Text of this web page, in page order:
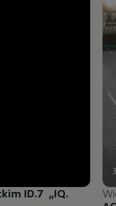
ID.7 „IQ.